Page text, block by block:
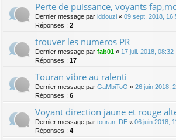
Perte de puissance, voyants
Dernier message par iddouzi « 09 sept. 2018,
Réponses : 2
trouver les numeros PR
Dernier message par fab01 « 17 juil. 2018, 08:32
Réponses : 17
Touran vibre au ralenti
Dernier message par GaMbiToO « 26 juin 2018,
Réponses : 6
Voyant direction jaune et rouge
Dernier message par touran_DE « 06 juin 2018,
Réponses : 4